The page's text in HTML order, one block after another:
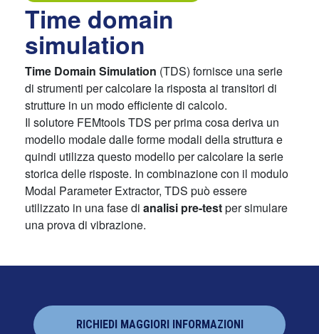
Time domain
simulation
Time Domain Simulation (TDS) fornisce una serie
di strumenti per calcolare la risposta ai transitori di
strutture in un modo efficiente di calcolo.
Il solutore FEMtools TDS per prima cosa deriva un
modello modale dalle forme modali della struttura e
quindi utilizza questo modello per calcolare la serie
storica delle risposte. In combinazione con il modulo
Modal Parameter Extractor, TDS può essere
utilizzato in una fase di analisi pre-testper simulare
una prova di vibrazione.
RICHIEDI MAGGIORI INFORMAZIONI